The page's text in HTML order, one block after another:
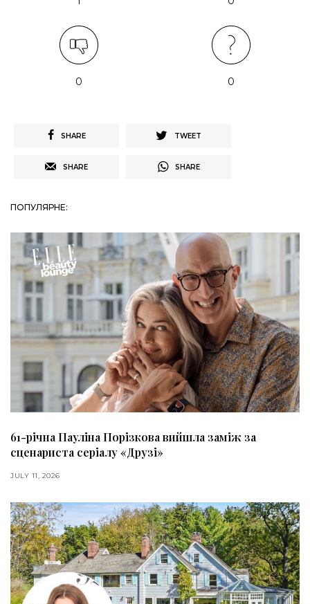
0 0
SHARE TWEET
SHARE SHARE
ПОПУЛЯРНЕ:
61-річна Пауліна Порізкова вийшла заміж за
сценариста серіалу «Друзі»
JULY 11, 2026